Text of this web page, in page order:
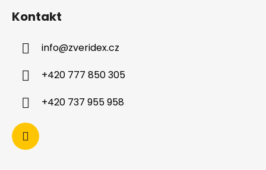
Kontakt
info@zveridex.cz
+420 777 850 305
+420 737 955 958